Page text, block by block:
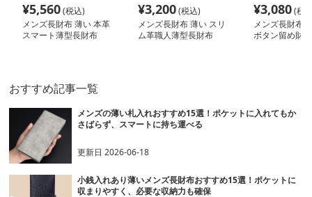
¥5,560(税込)
メンズ長財布 薄い 本革
スマート薄型長財布
¥3,200(税込)
メンズ長財布 薄い スリ
ム革職人薄型長財布
¥3,080(税
メンズ長財布
ボタン留め財布
おすすめ記事一覧
メンズの薄い札入れおすすめ15選！ポケットに入れてもか
さばらず、スマートに持ち運べる
更新日2026-06-18
小銭入れあり薄いメンズ長財布おすすめ15選！ポケットに
収まりやすく、必要な収納力も確保